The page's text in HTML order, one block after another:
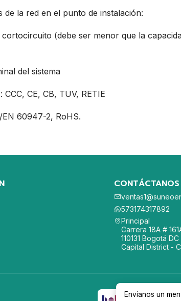
de la red en el punto de instalación:
(debe ser menor que la
del sistema
CCC, CE, CB, TUV, RETIE
EN 60947-2, RoHS.
CONTÁCTANOS
573174317892
Principal
Carrera 18A #
110131 Bogotá
Capital District -
Envíanos un